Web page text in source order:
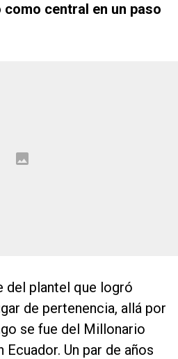
como central en un paso
del plantel que logró
de pertenencia, allá por
se fue del Millonario
Un par de años